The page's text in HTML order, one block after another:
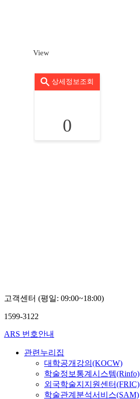
View
상세정보조회
0
고객센터 (평일: 09:00~18:00)
1599-3122
ARS 번호안내
관련누리집
대학공개강의(KOCW)
학술정보통계시스템(Rinfo)
외국학술지지원센터(FRIC)
학술관계분석서비스(SAM)